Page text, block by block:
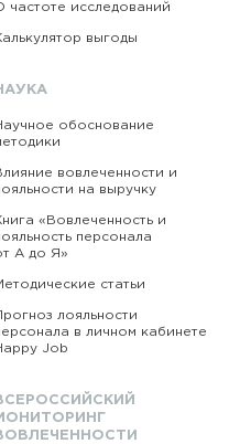
частоте исследований
выгоды
обоснование
вовлеченности и
на выручку
«Вовлеченность и
персонала
А до Я»
статьи
Прогноз лояльности
в личном кабинете
Job